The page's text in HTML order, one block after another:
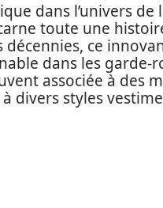
dans l’univers
toute une
ce
dans les garde-
associée à des
divers styles